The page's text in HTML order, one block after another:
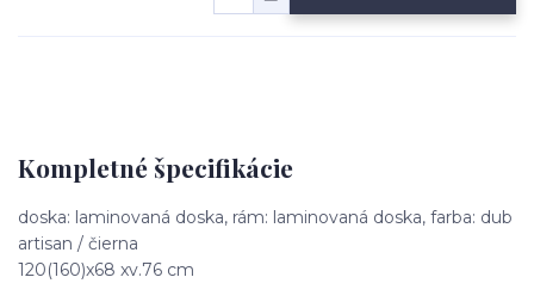
Kompletné špecifikácie
doska: laminovaná doska, rám: laminovaná doska, farba: dub
artisan / čierna
120(160)x68 xv.76 cm